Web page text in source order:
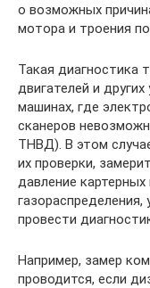
о возможных
мотора и троения
Такая диагностика
двигателей и
машинах, где
сканеров
ТНВД). В этом
их проверки,
давление
газораспределения,
провести
Например, замер
проводится, если